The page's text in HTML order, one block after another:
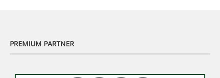
PREMIUM PARTNER